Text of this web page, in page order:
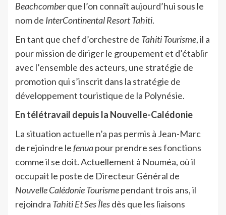
Beachcomberque l’on connaît aujourd’hui sous le
nom de InterContinental Resort Tahiti.
En tant que chef d’orchestre de Tahiti Tourisme, il a
pour mission de diriger le groupement et d’établir
avec l’ensemble des acteurs, une stratégie de
promotion qui s’inscrit dans la stratégie de
développement touristique de la Polynésie.
En télétravail depuis la Nouvelle-Calédonie
La situation actuelle n’a pas permis à Jean-Marc
de rejoindre lefenuapour prendre ses fonctions
comme il se doit. Actuellement à Nouméa, où il
occupait le poste de Directeur Général de
Nouvelle Calédonie Tourismependant trois ans, il
rejoindra Tahiti Et Ses Îlesdès que les liaisons